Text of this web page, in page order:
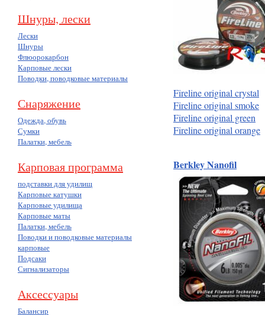
Шнуры, лески
Лески
Шнуры
Флюорокарбон
Карповые лески
Поводки, поводковые материалы
Снаряжение
Одежда, обувь
Сумки
Палатки, мебель
Карповая программа
подставки для удилищ
Карповые катушки
Карповые удилища
Карповые маты
Палатки, мебель
Поводки и поводковые материалы
карповые
Подсаки
Сигнализаторы
Аксессуары
Балансир
Fireline original crystal
Fireline original smoke
Fireline original green
Fireline original orange
Berkley Nanofil